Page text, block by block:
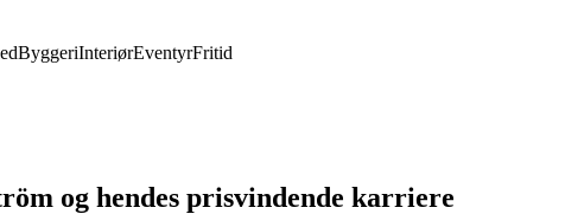
ByggeriInteriørEventyrFritid
og hendes prisvindende karriere